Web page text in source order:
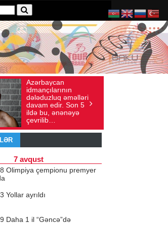
Ad gününü vətənində
qeyd etməsə də,
ürəyi hər zaman
doğma yurdu ilə
döyünür
İyul 30, 2026
7 avqust
Olimpiya çempionu premyer
Yollar ayrıldı
Daha 1 il “Gəncə”də